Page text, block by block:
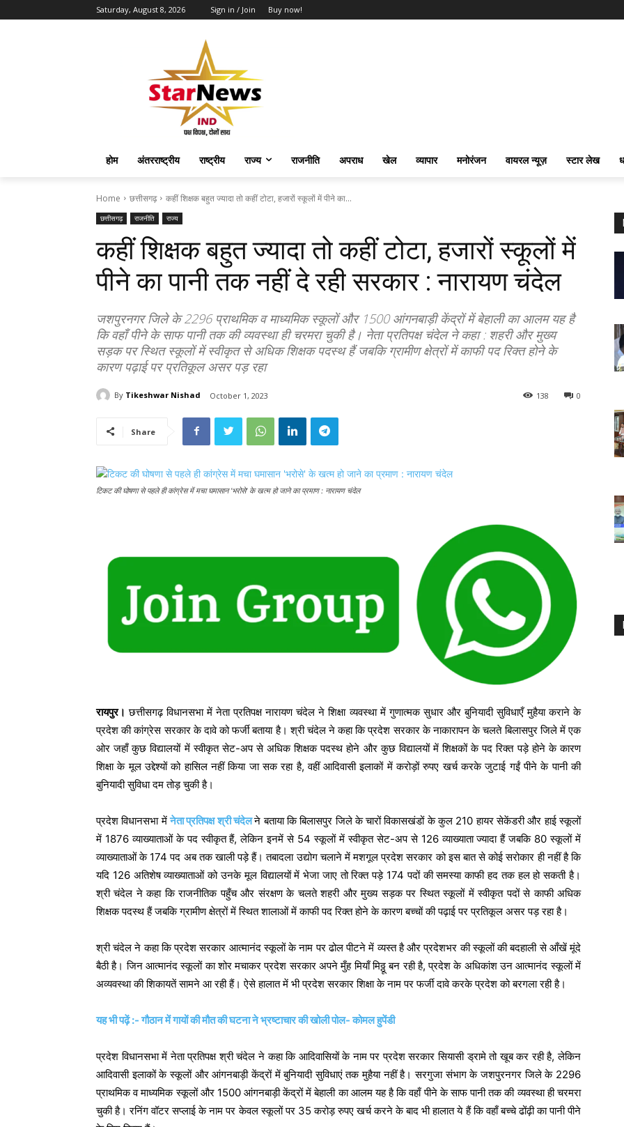
Saturday, August 8, 2026 Sign in / Join Buy now!
होम अंतरराष्ट्रीय राष्ट्रीय राज्य राजनीति अपराध खेल व्यापार मनोरंजन वायरल न्यूज़ स्टार लेख
Home छत्तीसगढ़ कहीं शिक्षक बहुत ज्यादा तो कहीं टोटा, हजारों स्कूलों में पीने का...
छत्तीसगढ़ राजनीति राज्य
कहीं शिक्षक बहुत ज्यादा तो कहीं टोटा, हजारों स्कूलों में
पीने का पानी तक नहीं दे रही सरकार : नारायण चंदेल
जशपुरनगर जिले के 2296 प्राथमिक व माध्यमिक स्कूलों और 1500 आंगनबाड़ी केंद्रों में बेहाली का आलम यह है
कि वहाँ पीने के साफ पानी तक की व्यवस्था ही चरमरा चुकी है। नेता प्रतिपक्ष चंदेल ने कहा : शहरी और मुख्य
सड़क पर स्थित स्कूलों में स्वीकृत से अधिक शिक्षक पदस्थ हैं जबकि ग्रामीण क्षेत्रों में काफी पद रिक्त होने के
कारण पढ़ाई पर प्रतिकूल असर पड़ रहा
By Tikeshwar Nishad October 1, 2023 0
138
Share
टिकट की घोषणा से पहले ही कांग्रेस में मचा घमासान 'भरोसे' के खत्म हो जाने का प्रमाण : नारायण चंदेल
रायपुर। छत्तीसगढ़ विधानसभा में नेता प्रतिपक्ष नारायण चंदेल ने शिक्षा व्यवस्था में गुणात्मक सुधार और बुनियादी सुविधाएँ मुहैया कराने के
प्रदेश की कांग्रेस सरकार के दावे को फर्जी बताया है। श्री चंदेल ने कहा कि प्रदेश सरकार के नाकारापन के चलते बिलासपुर जिले में एक
ओर जहाँ कुछ विद्यालयों में स्वीकृत सेट-अप से अधिक शिक्षक पदस्थ होने और कुछ विद्यालयों में शिक्षकों के पद रिक्त पड़े होने के कारण
शिक्षा के मूल उद्देश्यों को हासिल नहीं किया जा सक रहा है, वहीं आदिवासी इलाकों में करोड़ों रुपए खर्च करके जुटाई गईं पीने के पानी की
बुनियादी सुविधा दम तोड़ चुकी है।
प्रदेश विधानसभा मेंनेता प्रतिपक्ष श्री चंदेलने बताया कि बिलासपुर जिले के चारों विकासखंडों के कुल 210 हायर सेकेंडरी और हाई स्कूलों
में 1876 व्याख्याताओं के पद स्वीकृत हैं, लेकिन इनमें से 54 स्कूलों में स्वीकृत सेट-अप से 126 व्याख्याता ज्यादा हैं जबकि 80 स्कूलों में
व्याख्याताओं के 174 पद अब तक खाली पड़े हैं। तबादला उद्योग चलाने में मशगूल प्रदेश सरकार को इस बात से कोई सरोकार ही नहीं है कि
यदि 126 अतिशेष व्याख्याताओं को उनके मूल विद्यालयों में भेजा जाए तो रिक्त पड़े 174 पदों की समस्या काफी हद तक हल हो सकती है।
श्री चंदेल ने कहा कि राजनीतिक पहुँच और संरक्षण के चलते शहरी और मुख्य सड़क पर स्थित स्कूलों में स्वीकृत पदों से काफी अधिक
शिक्षक पदस्थ हैं जबकि ग्रामीण क्षेत्रों में स्थित शालाओं में काफी पद रिक्त होने के कारण बच्चों की पढ़ाई पर प्रतिकूल असर पड़ रहा है।
श्री चंदेल ने कहा कि प्रदेश सरकार आत्मानंद स्कूलों के नाम पर ढोल पीटने में व्यस्त है और प्रदेशभर की स्कूलों की बदहाली से आँखें मूंदे
बैठी है। जिन आत्मानंद स्कूलों का शोर मचाकर प्रदेश सरकार अपने मुँह मियाँ मिठ्ठू बन रही है, प्रदेश के अधिकांश उन आत्मानंद स्कूलों में
अव्यवस्था की शिकायतें सामने आ रही हैं। ऐसे हालात में भी प्रदेश सरकार शिक्षा के नाम पर फर्जी दावे करके प्रदेश को बरगला रही है।
यह भी पढ़ें :- गौठान में गायों की मौत की घटना ने भ्रष्टाचार की खोली पोल- कोमल हुपेंडी
प्रदेश विधानसभा में नेता प्रतिपक्ष श्री चंदेल ने कहा कि आदिवासियों के नाम पर प्रदेश सरकार सियासी ड्रामे तो खूब कर रही है, लेकिन
आदिवासी इलाकों के स्कूलों और आंगनबाड़ी केंद्रों में बुनियादी सुविधाएं तक मुहैया नहीं है। सरगुजा संभाग के जशपुरनगर जिले के 2296
प्राथमिक व माध्यमिक स्कूलों और 1500 आंगनबाड़ी केंद्रों में बेहाली का आलम यह है कि वहाँ पीने के साफ पानी तक की व्यवस्था ही चरमरा
चुकी है। रनिंग वॉटर सप्लाई के नाम पर केवल स्कूलों पर 35 करोड़ रुपए खर्च करने के बाद भी हालात ये हैं कि वहाँ बच्चे ढोंढ़ी का पानी पीने